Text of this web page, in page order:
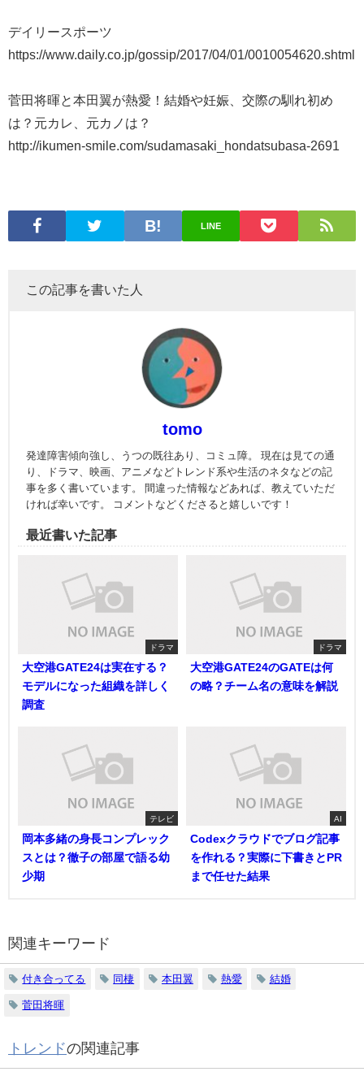
デイリースポーツ
https://www.daily.co.jp/gossip/2017/04/01/0010054620.shtml
菅田将暉と本田翼が熱愛！結婚や妊娠、交際の馴れ初め
は？元カレ、元カノは？
http://ikumen-smile.com/sudamasaki_hondatsubasa-2691
LINE
この記事を書いた人
tomo
発達障害傾向強し、うつの既往あり、コミュ障。 現在は見ての通
り、ドラマ、映画、アニメなどトレンド系や生活のネタなどの記
事を多く書いています。 間違った情報などあれば、教えていただ
ければ幸いです。 コメントなどくださると嬉しいです！
最近書いた記事
ドラマ
大空港GATE24は実在する？
モデルになった組織を詳しく
調査
ドラマ
大空港GATE24のGATEは何
の略？チーム名の意味を解説
テレビ
岡本多緒の身長コンプレック
スとは？徹子の部屋で語る幼
少期
AI
Codexクラウドでブログ記事
を作れる？実際に下書きとPR
まで任せた結果
関連キーワード
付き合ってる 同棲 本田翼 熱愛 結婚
菅田将暉
トレンドの関連記事